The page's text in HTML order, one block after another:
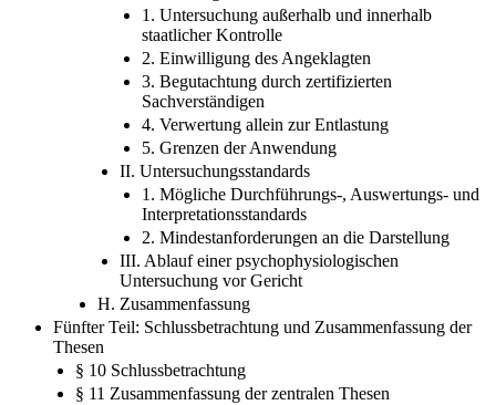
I. Anwendungsstandards
1. Untersuchung außerhalb und innerhalb
staatlicher Kontrolle
2. Einwilligung des Angeklagten
3. Begutachtung durch zertifizierten
Sachverständigen
4. Verwertung allein zur Entlastung
5. Grenzen der Anwendung
II. Untersuchungsstandards
1. Mögliche Durchführungs-, Auswertungs- und
Interpretationsstandards
2. Mindestanforderungen an die Darstellung
III. Ablauf einer psychophysiologischen
Untersuchung vor Gericht
H. Zusammenfassung
Fünfter Teil: Schlussbetrachtung und Zusammenfassung der
Thesen
§ 10 Schlussbetrachtung